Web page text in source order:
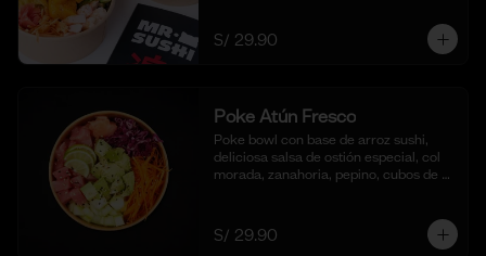
S/ 29.90
Poke Atún Fresco
Poke bowl con base de arroz sushi,
deliciosa salsa de ostión especial, col
morada, zanahoria, pepino, cubos de
S/ 29.90